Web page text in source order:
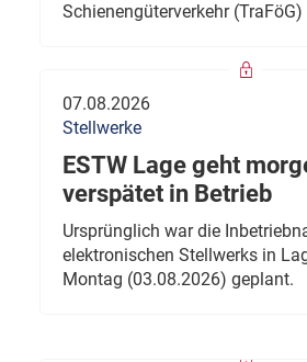
Schienengüterverkehr
07.08.2026
Stellwerke
ESTW Lage geht
verspätet in Betrieb
Ursprünglich war die
elektronischen Stellwerks in
Montag (03.08.2026) geplant.